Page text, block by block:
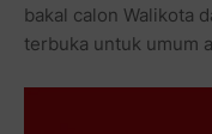
bakal calon Walikota
terbuka untuk umum